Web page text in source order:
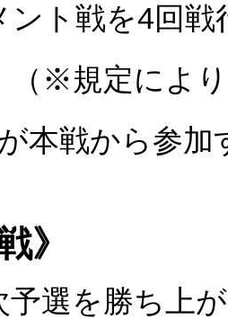
ント戦を4回戦
（※規定によ
本戦から参加
》
予選を勝ち上